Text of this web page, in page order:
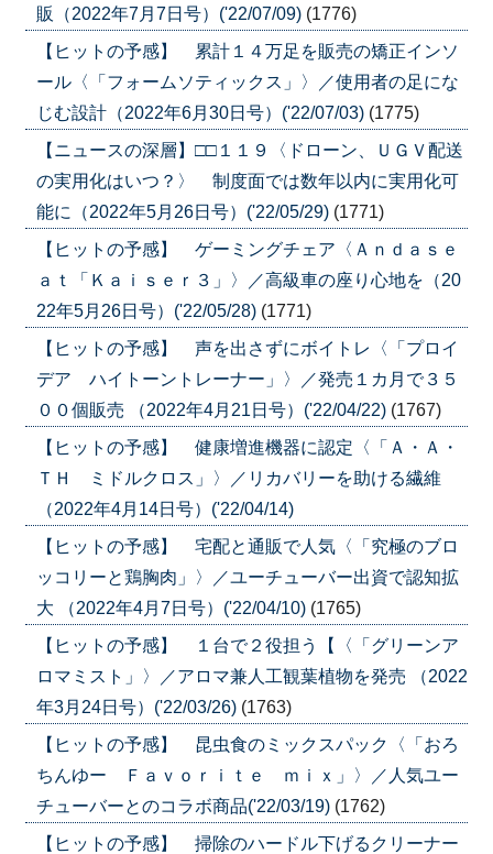
販（2022年7月7日号）('22/07/09) (1776)
【ヒットの予感】 累計１４万足を販売の矯正インソ
ール〈「フォームソティックス」〉／使用者の足にな
じむ設計（2022年6月30日号）('22/07/03) (1775)
【ニュースの深層】□□１１９〈ドローン、ＵＧＶ配送
の実用化はいつ？〉 制度面では数年以内に実用化可
能に（2022年5月26日号）('22/05/29) (1771)
【ヒットの予感】 ゲーミングチェア〈Ａｎｄａｓｅ
ａｔ「Ｋａｉｓｅｒ３」〉／高級車の座り心地を（20
22年5月26日号）('22/05/28) (1771)
【ヒットの予感】 声を出さずにボイトレ〈「プロイ
デア ハイトーントレーナー」〉／発売１カ月で３５
００個販売 （2022年4月21日号）('22/04/22) (1767)
【ヒットの予感】 健康増進機器に認定〈「Ａ・Ａ・
ＴＨ ミドルクロス」〉／リカバリーを助ける繊維
（2022年4月14日号）('22/04/14)
【ヒットの予感】 宅配と通販で人気〈「究極のブロ
ッコリーと鶏胸肉」〉／ユーチューバー出資で認知拡
大 （2022年4月7日号）('22/04/10) (1765)
【ヒットの予感】 １台で２役担う【〈「グリーンア
ロマミスト」〉／アロマ兼人工観葉植物を発売 （2022
年3月24日号）('22/03/26) (1763)
【ヒットの予感】 昆虫食のミックスパック〈「おろ
ちんゆー Ｆａｖｏｒｉｔｅ ｍｉｘ」〉／人気ユー
チューバーとのコラボ商品('22/03/19) (1762)
【ヒットの予感】 掃除のハードル下げるクリーナー